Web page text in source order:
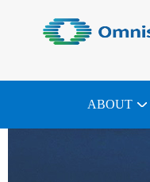
ABOUT